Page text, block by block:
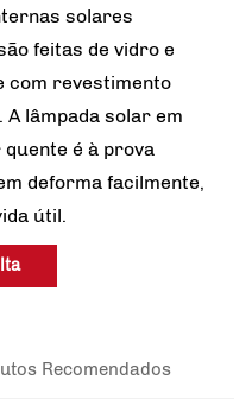
solares
feitas de vidro e
com revestimento
lâmpada solar em
é à prova
deforma facilmente,
útil.
Recomendados